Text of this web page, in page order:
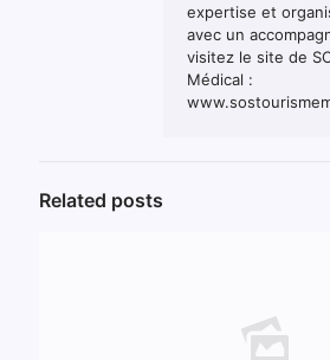
expertise et
avec un
visitez le site de
Médical :
Related posts